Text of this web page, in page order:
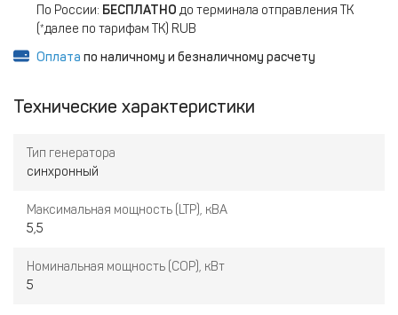
По России: БЕСПЛАТНО до терминала отправления ТК
(*далее по тарифам ТК) RUB
Оплата по наличному и безналичному расчету
Технические характеристики
Тип генератора
синхронный
Максимальная мощность (LTP), кВА
5,5
Номинальная мощность (COP), кВт
5